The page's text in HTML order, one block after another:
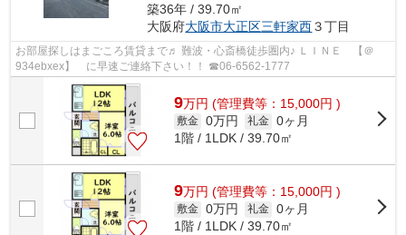
築36年 / 39.70㎡
大阪府大阪市大正区三軒家西３丁目
お部屋探しはまごころ賃貸まで♬ 難波・心斎橋徒歩圏内♪ ＬＩＮＥ 【＠
934ebxex】 に早速ご連絡下さい！！ ☎06-6562-1777
9万円 (管理費等：15,000円 )
敷金 0万円 礼金 0ヶ月
1階 / 1LDK / 39.70㎡
9万円 (管理費等：15,000円 )
敷金 0万円 礼金 0ヶ月
1階 / 1LDK / 39.70㎡